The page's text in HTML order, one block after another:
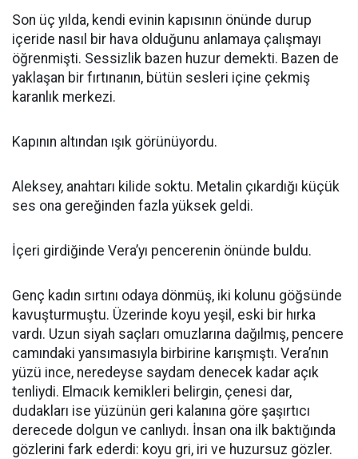
Son üç yılda, kendi evinin kapısının önünde durup
içeride nasıl bir hava olduğunu anlamaya çalışmayı
öğrenmişti. Sessizlik bazen huzur demekti. Bazen de
yaklaşan bir fırtınanın, bütün sesleri içine çekmiş
karanlık merkezi.
Kapının altından ışık görünüyordu.
Aleksey, anahtarı kilide soktu. Metalin çıkardığı küçük
ses ona gereğinden fazla yüksek geldi.
İçeri girdiğinde Vera’yı pencerenin önünde buldu.
Genç kadın sırtını odaya dönmüş, iki kolunu göğsünde
kavuşturmuştu. Üzerinde koyu yeşil, eski bir hırka
vardı. Uzun siyah saçları omuzlarına dağılmış, pencere
camındaki yansımasıyla birbirine karışmıştı. Vera’nın
yüzü ince, neredeyse saydam denecek kadar açık
tenliydi. Elmacık kemikleri belirgin, çenesi dar,
dudakları ise yüzünün geri kalanına göre şaşırtıcı
derecede dolgun ve canlıydı. İnsan ona ilk baktığında
gözlerini fark ederdi: koyu gri, iri ve huzursuz gözler.